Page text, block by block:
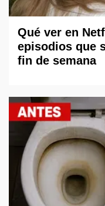
Qué ver en
episodios que
fin de semana